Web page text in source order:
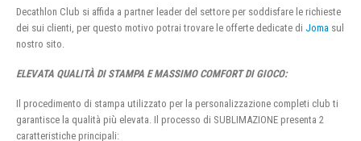
Decathlon Club si affida a partner leader del settore per soddisfare le richieste
dei sui clienti, per questo motivo potrai trovare le offerte dedicate di Joma sul
nostro sito.
ELEVATA QUALITÀ DI STAMPA E MASSIMO COMFORT DI GIOCO:
Il procedimento di stampa utilizzato per la personalizzazione completi club ti
garantisce la qualità più elevata. Il processo di SUBLIMAZIONE presenta 2
caratteristiche principali: